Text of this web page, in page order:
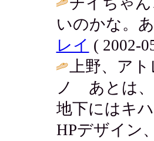
いのかな。
レイ ( 2002-
上野、ア
ノ あとは、
地下にはキ
HPデザイン